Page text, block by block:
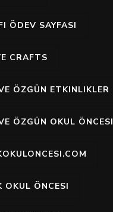
ÖDEV SAYFASI
CRAFTS
ÖZGÜN ETKINLIKLER
ÖZGÜN OKUL ÖNCESI
OKUL ÖNCESI